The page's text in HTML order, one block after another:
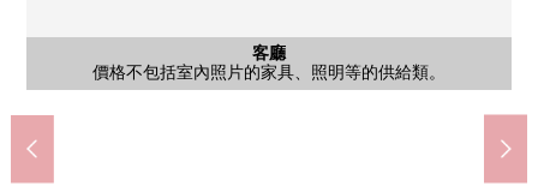
客廳
價格不包括室內照片的家具、照明等的供給類。
外觀
客廳
價格不包括室內照片的家具、照明等的供給類。
客廳
價格不包括室內照片的家具、照明等的供給類。
廚房
價格不包括室內照片的家具、照明等的供給類。
室內
陽台
來自陽台的風景
風景
來自陽台的風景
室內
室內
室內
洗臉
公共汽車
價格不包括室內照片的家具、照明等的供給類。
廁所
收納
走廊收納
門口
停車場
外觀
其他當地
鄰接公園"山田小川公園"50m步行1分鐘。
世博會紀念公園(大阪單軌電車線)(約1360m)
步行17分鐘。
7-Eleven吹田山田東1丁目商店(約200m)
步行3分鐘。
Mitsui Shopping Park La La Port EXPOCITY(約1200m)
步行15分鐘。
吹田市立山田第一小學(約600m)
步行8分鐘。
吹田市立山田東中學(約900m)
步行12分鐘。